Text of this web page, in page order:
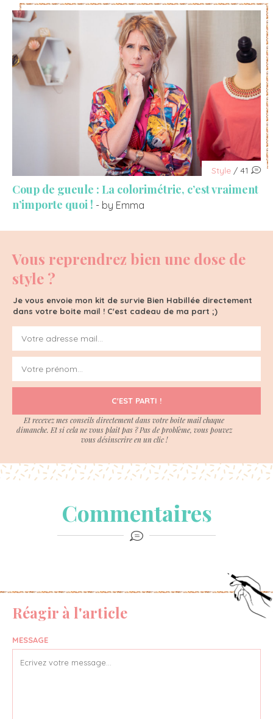
Style / 41
Coup de gueule : La colorimétrie, c’est vraiment
n’importe quoi ! - by Emma
Vous reprendrez bien une dose de
style ?
Je vous envoie mon kit de survie Bien Habillée directement
dans votre boite mail ! C'est cadeau de ma part ;)
C'EST PARTI !
Et recevez mes conseils directement dans votre boite mail chaque
dimanche. Et si cela ne vous plait pas ? Pas de problème, vous pouvez
vous désinscrire en un clic !
Commentaires
Réagir à l'article
MESSAGE